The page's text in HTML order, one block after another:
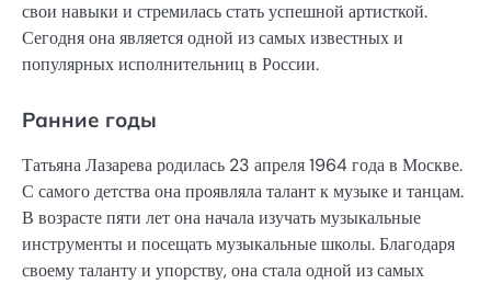
свои навыки и стремилась стать успешной артисткой.
Сегодня она является одной из самых известных и
популярных исполнительниц в России.
Ранние годы
Татьяна Лазарева родилась 23 апреля 1964 года в Москве.
С самого детства она проявляла талант к музыке и танцам.
В возрасте пяти лет она начала изучать музыкальные
инструменты и посещать музыкальные школы. Благодаря
своему таланту и упорству, она стала одной из самых